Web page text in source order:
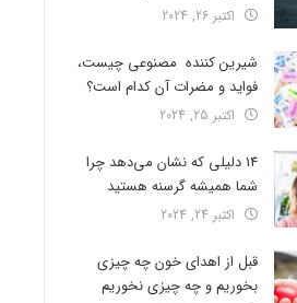
اکتبر 26, 2024
شیرین کننده مصنوعی چیست،
فواید و مضرات آن کدام است؟
اکتبر 25, 2024
14 دلیلی که نشان می‌دهد چرا
شما همیشه گرسنه هستید
اکتبر 24, 2024
قبل از اهدای خون چه چیزی
بخوریم و چه چیزی نخوریم